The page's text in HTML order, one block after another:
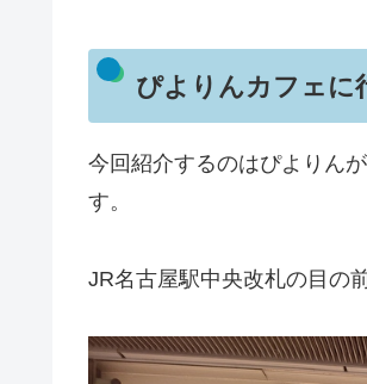
ぴよりんカフェに
今回紹介するのはぴよりん
す。
JR名古屋駅中央改札の目の